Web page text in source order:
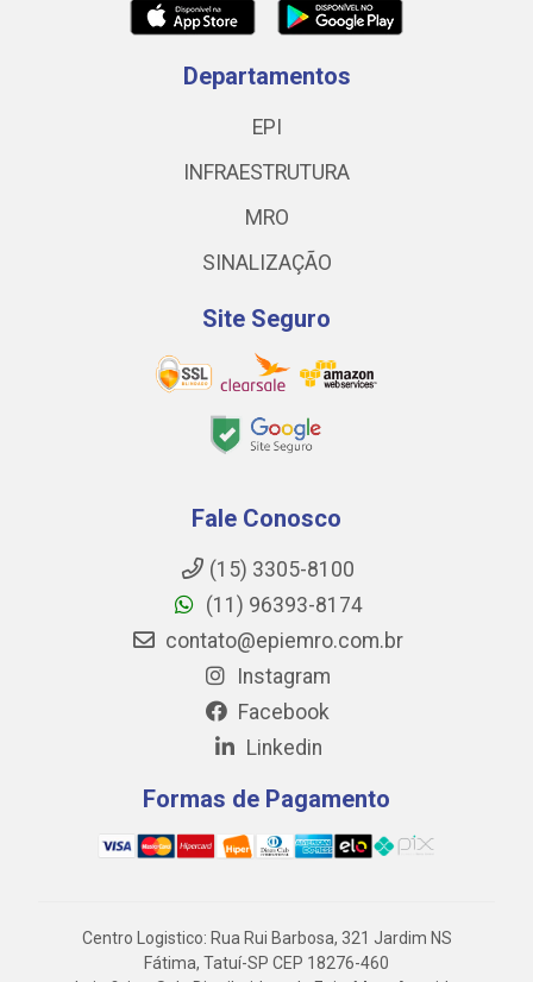
Departamentos
EPI
INFRAESTRUTURA
MRO
SINALIZAÇÃO
Site Seguro
Fale Conosco
(15) 3305-8100
(11) 96393-8174
contato@epiemro.com.br
Instagram
Facebook
Linkedin
Formas de Pagamento
Centro Logistico: Rua Rui Barbosa, 321 Jardim NS
Fátima, Tatuí-SP CEP 18276-460